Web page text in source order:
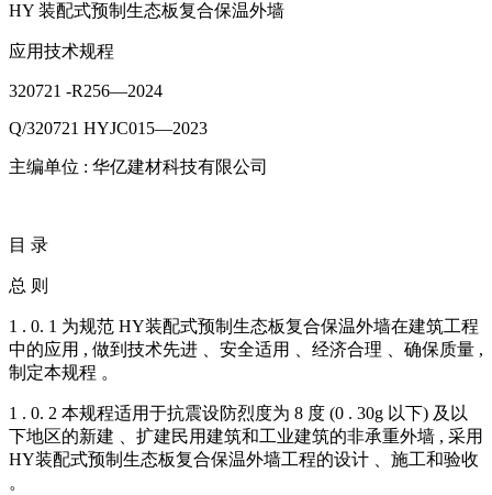
HY 装配式预制生态板复合保温外墙
应用技术规程
320721 -R256—2024
Q/320721 HYJC015—2023
主编单位 : 华亿建材科技有限公司
目 录
总 则
1 . 0. 1 为规范 HY装配式预制生态板复合保温外墙在建筑工程
中的应用 , 做到技术先进 、安全适用 、经济合理 、确保质量 ,
制定本规程 。
1 . 0. 2 本规程适用于抗震设防烈度为 8 度 (0 . 30g 以下) 及以
下地区的新建 、扩建民用建筑和工业建筑的非承重外墙 , 采用
HY装配式预制生态板复合保温外墙工程的设计 、施工和验收
。